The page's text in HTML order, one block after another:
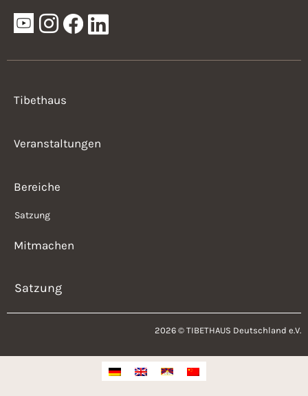
Tibethaus
Veranstaltungen
Bereiche
Satzung
Mitmachen
Satzung
2026 © TIBETHAUS Deutschland e.V.